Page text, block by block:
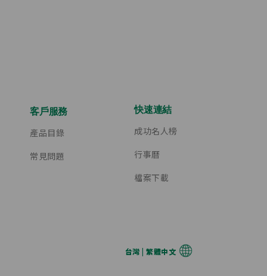
客戶服務
產品目錄
常見問題
快速連結
成功名人榜
行事曆
檔案下載
台灣 | 繁體中文